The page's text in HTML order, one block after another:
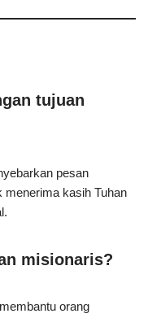
tujuan
pesan
menerima kasih Tuhan
misionaris?
orang